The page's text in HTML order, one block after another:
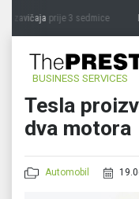
zavičajaprije 3 sedmice
BUSINESS SERVICES
Tesla
dva motora
Automobil